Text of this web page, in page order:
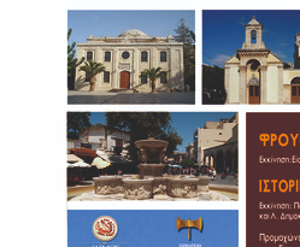
2011
2010
2006